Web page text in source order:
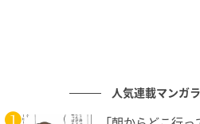
心のモヤモヤが解消されて楽
人気連載マンガ